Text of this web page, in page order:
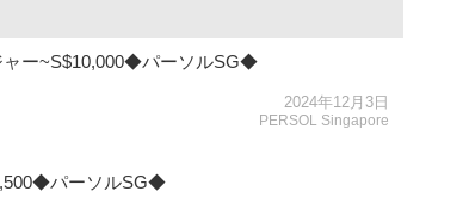
ャー~S$10,000◆パーソルSG◆
2024年12月3日
PERSOL Singapore
パーソルSG◆